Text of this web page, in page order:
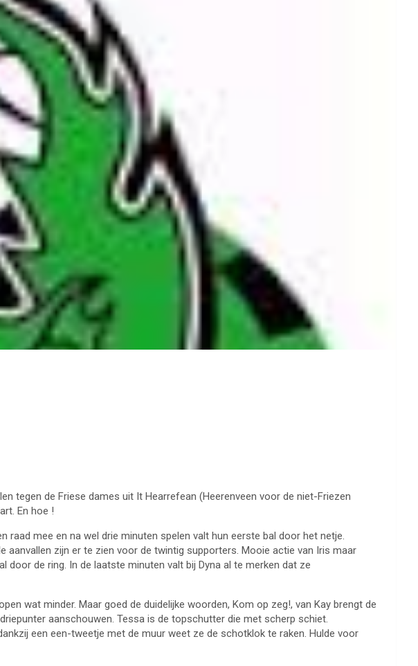
tegen de Friese dames uit It Hearrefean (Heerenveen voor de niet-Friezen
En hoe !
raad mee en na wel drie minuten spelen valt hun eerste bal door het netje.
aanvallen zijn er te zien voor de twintig supporters. Mooie actie van Iris maar
door de ring. In de laatste minuten valt bij Dyna al te merken dat ze
wat minder. Maar goed de duidelijke woorden, Kom op zeg!, van Kay brengt de
aanschouwen. Tessa is de topschutter die met scherp schiet.
een een-tweetje met de muur weet ze de schotklok te raken. Hulde voor